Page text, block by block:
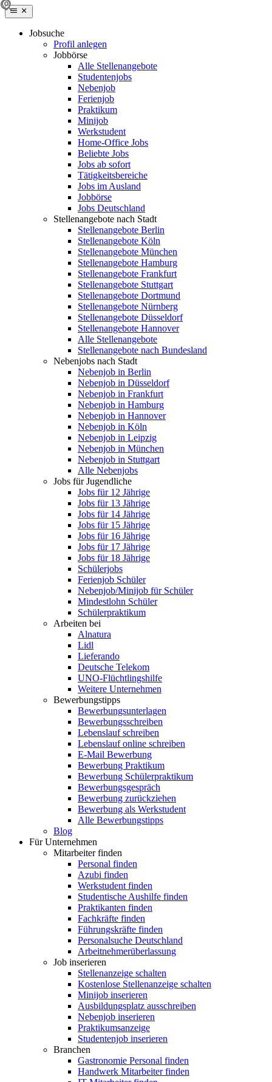
Jobsuche
Profil anlegen
Jobbörse
Alle Stellenangebote
Studentenjobs
Nebenjob
Ferienjob
Praktikum
Minijob
Werkstudent
Home-Office Jobs
Beliebte Jobs
Jobs ab sofort
Tätigkeitsbereiche
Jobs im Ausland
Jobbörse
Jobs Deutschland
Stellenangebote nach Stadt
Stellenangebote Berlin
Stellenangebote Köln
Stellenangebote München
Stellenangebote Hamburg
Stellenangebote Frankfurt
Stellenangebote Stuttgart
Stellenangebote Dortmund
Stellenangebote Nürnberg
Stellenangebote Düsseldorf
Stellenangebote Hannover
Alle Stellenangebote
Stellenangebote nach Bundesland
Nebenjobs nach Stadt
Nebenjob in Berlin
Nebenjob in Düsseldorf
Nebenjob in Frankfurt
Nebenjob in Hamburg
Nebenjob in Hannover
Nebenjob in Köln
Nebenjob in Leipzig
Nebenjob in München
Nebenjob in Stuttgart
Alle Nebenjobs
Jobs für Jugendliche
Jobs für 12 Jährige
Jobs für 13 Jährige
Jobs für 14 Jährige
Jobs für 15 Jährige
Jobs für 16 Jährige
Jobs für 17 Jährige
Jobs für 18 Jährige
Schülerjobs
Ferienjob Schüler
Nebenjob/Minijob für Schüler
Mindestlohn Schüler
Schülerpraktikum
Arbeiten bei
Alnatura
Lidl
Lieferando
Deutsche Telekom
UNO-Flüchtlingshilfe
Weitere Unternehmen
Bewerbungstipps
Bewerbungsunterlagen
Bewerbungsschreiben
Lebenslauf schreiben
Lebenslauf online schreiben
E-Mail Bewerbung
Bewerbung Praktikum
Bewerbung Schülerpraktikum
Bewerbungsgespräch
Bewerbung zurückziehen
Bewerbung als Werkstudent
Alle Bewerbungstipps
Blog
Für Unternehmen
Mitarbeiter finden
Personal finden
Azubi finden
Werkstudent finden
Studentische Aushilfe finden
Praktikanten finden
Fachkräfte finden
Führungskräfte finden
Personalsuche Deutschland
Arbeitnehmerüberlassung
Job inserieren
Stellenanzeige schalten
Kostenlose Stellenanzeige schalten
Minijob inserieren
Ausbildungsplatz ausschreiben
Nebenjob inserieren
Praktikumsanzeige
Studentenjob inserieren
Branchen
Gastronomie Personal finden
Handwerk Mitarbeiter finden